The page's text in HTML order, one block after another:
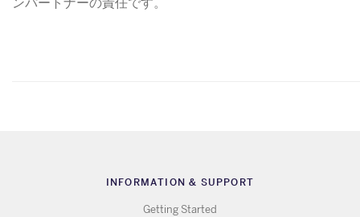
INFORMATION & SUPPORT
Getting Started